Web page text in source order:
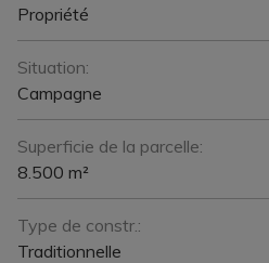
Propriété
Situation:
Campagne
Superficie de la parcelle:
8.500 m²
Type de constr.:
Traditionnelle